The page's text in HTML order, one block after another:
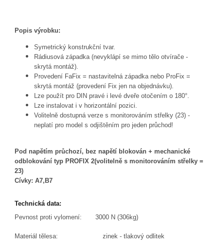
Popis výrobku:
Symetrický konstrukční tvar.
Rádiusová západka (nevyklápí se mimo tělo otvírače -
skrytá montáž).
Provedení FaFix = nastavitelná západka nebo ProFix =
skrytá montáž (provedení Fix jen na objednávku).
Lze použít pro DIN pravé i levé dveře otočením o 180°.
Lze instalovat i v horizontální pozici.
Volitelně dostupná verze s monitorováním střelky (23) -
neplatí pro model s odjištěním pro jeden průchod!
Pod napětím průchozí, bez napětí blokován + mechanické
odblokování typ PROFIX 2(volitelně s monitorováním střelky =
23)
Cívky: A7,B7
Technická data:
Pevnost proti vylomení: 3000 N (306kg)
Materiál tělesa: zinek - tlakový odlitek